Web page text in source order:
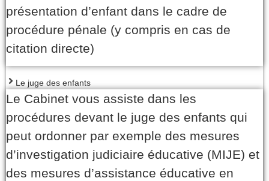
présentation d’enfant dans le cadre de
procédure pénale (y compris en cas de
citation directe)
Le juge des enfants
Le Cabinet vous assiste dans les
procédures devant le juge des enfants qui
peut ordonner par exemple des mesures
d’investigation judiciaire éducative (MIJE) et
des mesures d’assistance éducative en